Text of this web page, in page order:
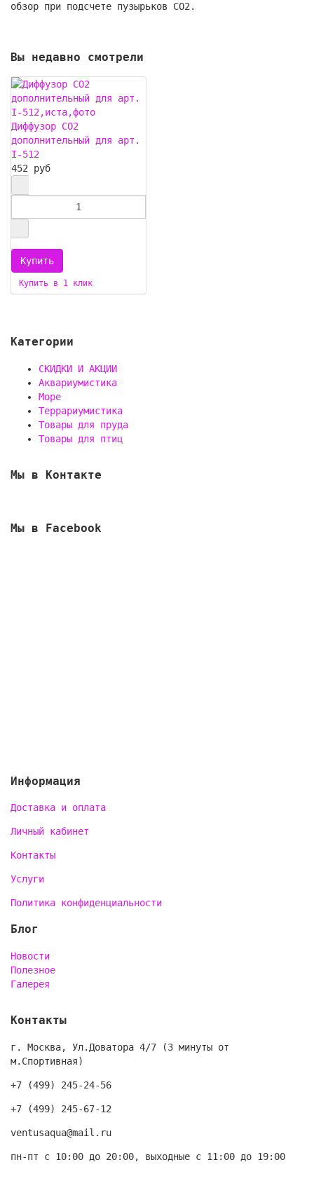
обзор при подсчете пузырьков СО2.
Вы недавно смотрели
Диффузор СО2
дополнительный для арт.
I-512
452 руб
Купить в 1 клик
Категории
СКИДКИ И АКЦИИ
Аквариумистика
Море
Террариумистика
Товары для пруда
Товары для птиц
Мы в Контакте
Мы в Facebook
Информация
Доставка и оплата
Личный кабинет
Контакты
Услуги
Политика конфиденциальности
Блог
Новости
Полезное
Галерея
Контакты
г. Москва, Ул.Доватора 4/7 (3 минуты от
м.Спортивная)
+7 (499) 245-24-56
+7 (499) 245-67-12
ventusaqua@mail.ru
пн-пт с 10:00 до 20:00, выходные с 11:00 до 19:00